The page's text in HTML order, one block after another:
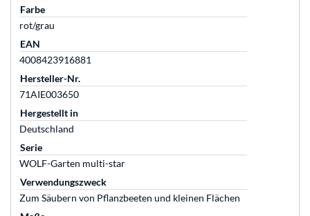
Farbe
rot/grau
EAN
4008423916881
Hersteller-Nr.
71AIE003650
Hergestellt in
Deutschland
Serie
WOLF-Garten multi-star
Verwendungszweck
Zum Säubern von Pflanzbeeten und kleinen Flächen